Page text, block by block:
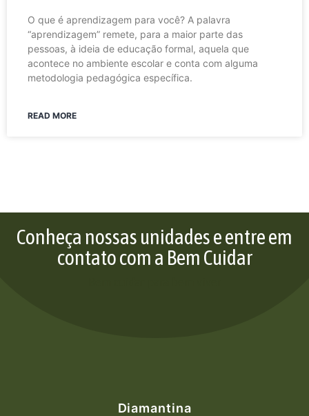
O que é aprendizagem para você? A palavra
“aprendizagem” remete, para a maior parte das
pessoas, à ideia de educação formal, aquela que
acontece no ambiente escolar e conta com alguma
metodologia pedagógica específica.
READ MORE
Conheça nossas unidades e entre em
contato com a Bem Cuidar
Diamantina